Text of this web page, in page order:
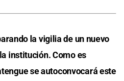
la vigilia de un nuevo
institución. Como es
se autoconvocará este